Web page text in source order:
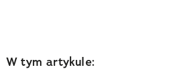
W tym artykule: